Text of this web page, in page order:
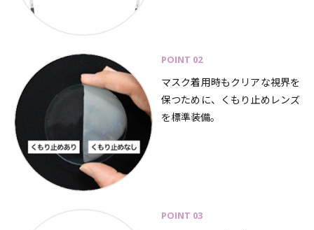
POINT 02
マスク着用時もクリアな視界を
保つために、くもり止めレンズ
を標準装備。
POINT 03